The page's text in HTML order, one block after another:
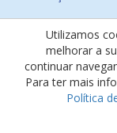
Emissão de
Psicologia na Mídia
Ouvidoria
Política de cookies
Política de
Utilizamos
melhorar a
continuar
Para ter mais
Política